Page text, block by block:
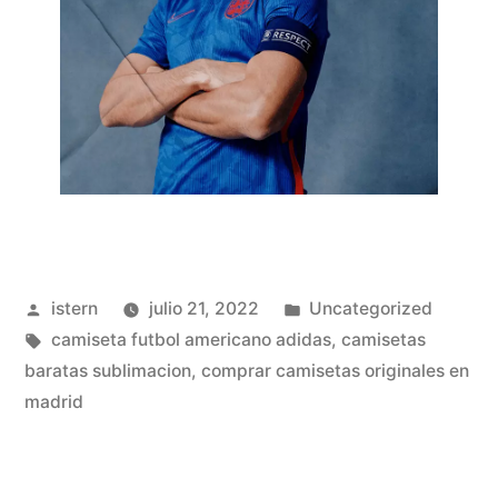
Publicado
por
istern julio 21, 2022
Publicado
en
Uncategorized
Etiquetas:
camiseta futbol americano adidas, camisetas
baratas sublimacion, comprar camisetas originales en
madrid